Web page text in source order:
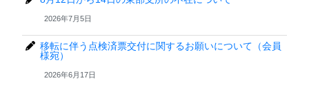
2026年7月5日
移転に伴う点検済票交付に関するお願いについて（会員
様宛）
2026年6月17日